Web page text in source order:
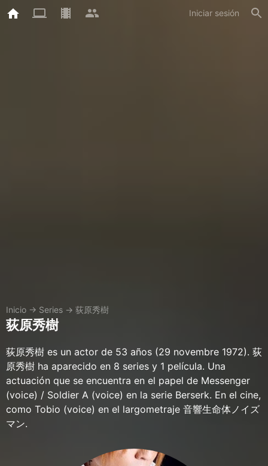
Iniciar sesión
Inicio → Series → 荻原秀樹
荻原秀樹
荻原秀樹 es un actor de 53 años (29 novembre 1972). 荻
原秀樹 ha aparecido en 8 series y 1 película. Una
actuación que se encuentra en el papel de Messenger
(voice) / Soldier A (voice) en la serie Berserk. En el cine,
como Tobio (voice) en el largometraje 音響生命体ノイズ
マン.